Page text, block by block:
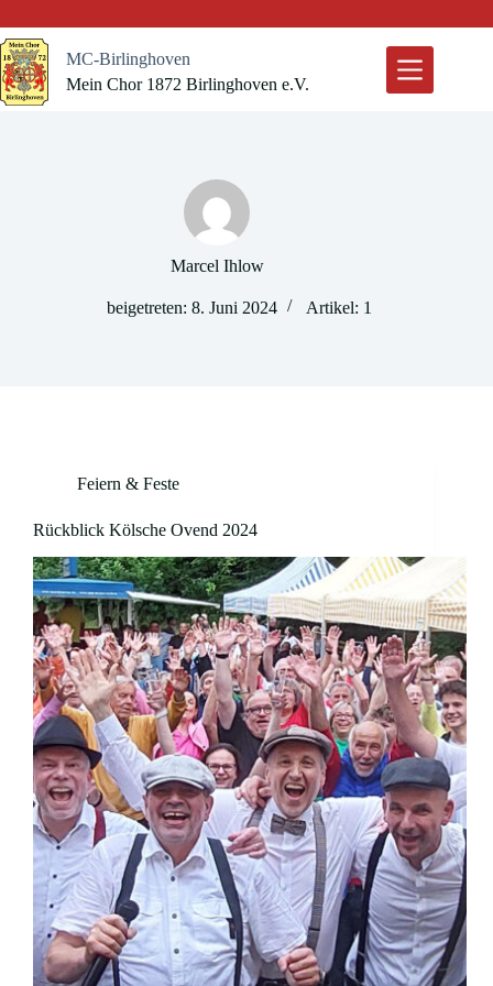
Inhalt
springen
MC-Birlinghoven
Mein Chor 1872 Birlinghoven e.V.
Marcel Ihlow
beigetreten: 8. Juni 2024 Artikel: 1
Feiern & Feste
Rückblick Kölsche Ovend 2024